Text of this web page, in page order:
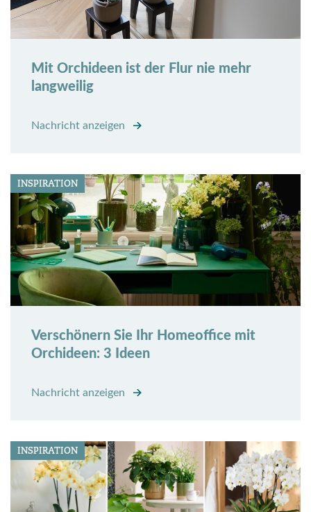
Mit Orchideen ist der Flur nie mehr
langweilig
Nachricht anzeigen
INSPIRATION
Verschönern Sie Ihr Homeoffice mit
Orchideen: 3 Ideen
Nachricht anzeigen
INSPIRATION